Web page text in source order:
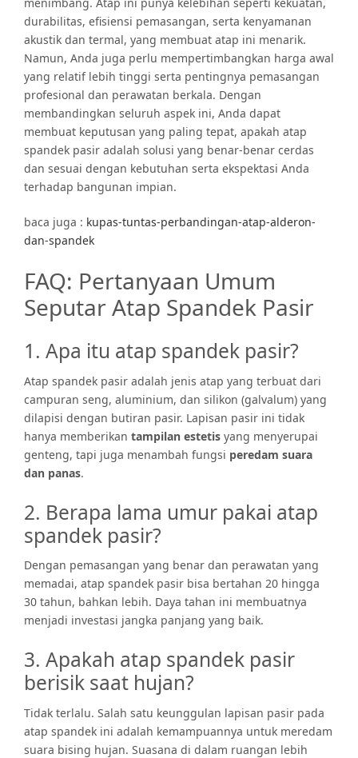
durabilitas, efisiensi pemasangan, serta kenyamanan
akustik dan termal, yang membuat atap ini menarik.
Namun, Anda juga perlu mempertimbangkan harga awal
yang relatif lebih tinggi serta pentingnya pemasangan
profesional dan perawatan berkala. Dengan
membandingkan seluruh aspek ini, Anda dapat
membuat keputusan yang paling tepat, apakah atap
spandek pasir adalah solusi yang benar-benar cerdas
dan sesuai dengan kebutuhan serta ekspektasi Anda
terhadap bangunan impian.
baca juga : kupas-tuntas-perbandingan-atap-alderon-
dan-spandek
FAQ: Pertanyaan Umum
Seputar Atap Spandek Pasir
1. Apa itu atap spandek pasir?
Atap spandek pasir adalah jenis atap yang terbuat dari
campuran seng, aluminium, dan silikon (galvalum) yang
dilapisi dengan butiran pasir. Lapisan pasir ini tidak
hanya memberikan tampilan estetis yang menyerupai
genteng, tapi juga menambah fungsi peredam suara
dan panas.
2. Berapa lama umur pakai atap
spandek pasir?
Dengan pemasangan yang benar dan perawatan yang
memadai, atap spandek pasir bisa bertahan 20 hingga
30 tahun, bahkan lebih. Daya tahan ini membuatnya
menjadi investasi jangka panjang yang baik.
3. Apakah atap spandek pasir
berisik saat hujan?
Tidak terlalu. Salah satu keunggulan lapisan pasir pada
atap spandek ini adalah kemampuannya untuk meredam
suara bising hujan. Suasana di dalam ruangan lebih